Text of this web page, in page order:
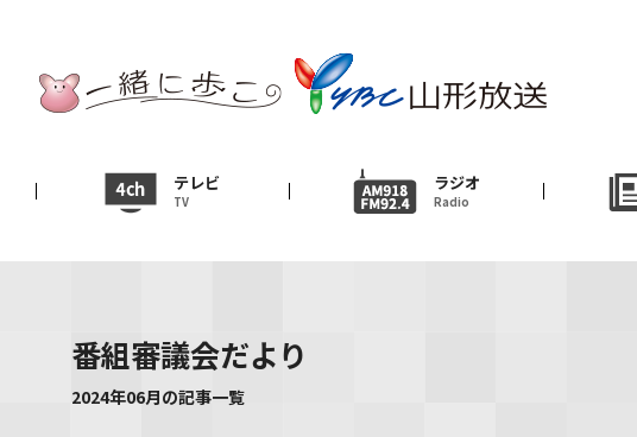
テレビ
TV
ラジオ
Radio
テレビ
ニュース
News
イベント
ＹＢＣオンデマンド
番組審議会だより
2024年06月の記事一覧